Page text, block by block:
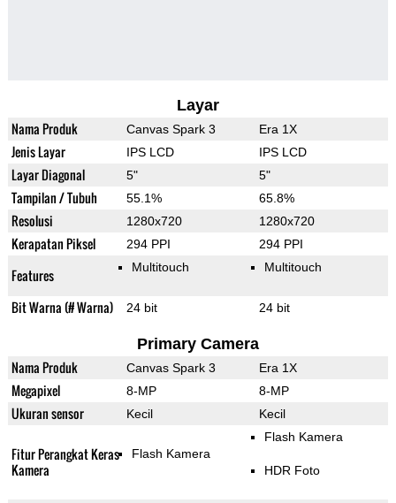
Layar
Nama Produk Canvas Spark 3 Era 1X
Jenis Layar IPS LCD IPS LCD
Layar Diagonal 5" 5"
Tampilan / Tubuh 55.1% 65.8%
Resolusi 1280x720 1280x720
Kerapatan Piksel 294 PPI 294 PPI
Features Multitouch Multitouch
Bit Warna (# Warna) 24 bit 24 bit
Primary Camera
Nama Produk Canvas Spark 3 Era 1X
Megapixel 8-MP 8-MP
Ukuran sensor Kecil Kecil
Fitur Perangkat Keras
Kamera
Flash Kamera
Flash Kamera
HDR Foto